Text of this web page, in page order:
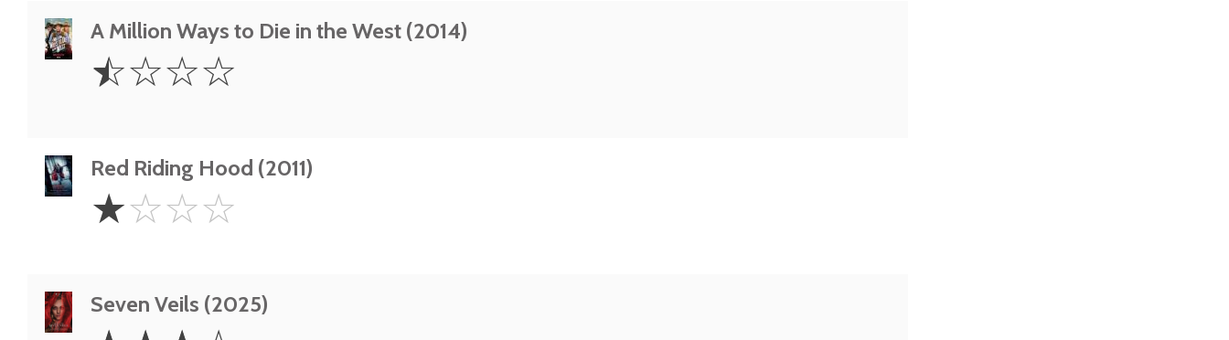
A Million Ways to Die in the West (2014)
0.5
Star
☆☆☆☆
Red Riding Hood (2011)
Star
☆☆☆☆
Seven Veils (2025)